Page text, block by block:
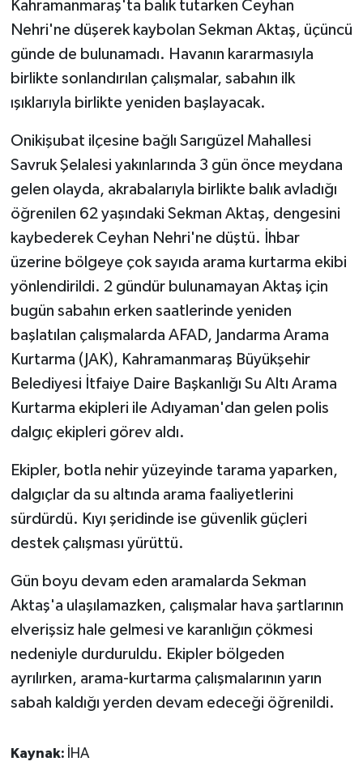
Kahramanmaraş'ta balık tutarken Ceyhan
Nehri'ne düşerek kaybolan Sekman Aktaş, üçüncü
günde de bulunamadı. Havanın kararmasıyla
birlikte sonlandırılan çalışmalar, sabahın ilk
ışıklarıyla birlikte yeniden başlayacak.
Onikişubat ilçesine bağlı Sarıgüzel Mahallesi
Savruk Şelalesi yakınlarında 3 gün önce meydana
gelen olayda, akrabalarıyla birlikte balık avladığı
öğrenilen 62 yaşındaki Sekman Aktaş, dengesini
kaybederek Ceyhan Nehri'ne düştü. İhbar
üzerine bölgeye çok sayıda arama kurtarma ekibi
yönlendirildi. 2 gündür bulunamayan Aktaş için
bugün sabahın erken saatlerinde yeniden
başlatılan çalışmalarda AFAD, Jandarma Arama
Kurtarma (JAK), Kahramanmaraş Büyükşehir
Belediyesi İtfaiye Daire Başkanlığı Su Altı Arama
Kurtarma ekipleri ile Adıyaman'dan gelen polis
dalgıç ekipleri görev aldı.
Ekipler, botla nehir yüzeyinde tarama yaparken,
dalgıçlar da su altında arama faaliyetlerini
sürdürdü. Kıyı şeridinde ise güvenlik güçleri
destek çalışması yürüttü.
Gün boyu devam eden aramalarda Sekman
Aktaş'a ulaşılamazken, çalışmalar hava şartlarının
elverişsiz hale gelmesi ve karanlığın çökmesi
nedeniyle durduruldu. Ekipler bölgeden
ayrılırken, arama-kurtarma çalışmalarının yarın
sabah kaldığı yerden devam edeceği öğrenildi.
Kaynak: İHA
GENEL
GÜNDEM
HABERDE İNSAN
İş Dünyası
Jandarma
Kadın
KÜLTÜR SANAT
MAGAZİN
POLİTİKA
SİYASET
SPOR HABERLERİ
TEKNOLOJİ
Turizm